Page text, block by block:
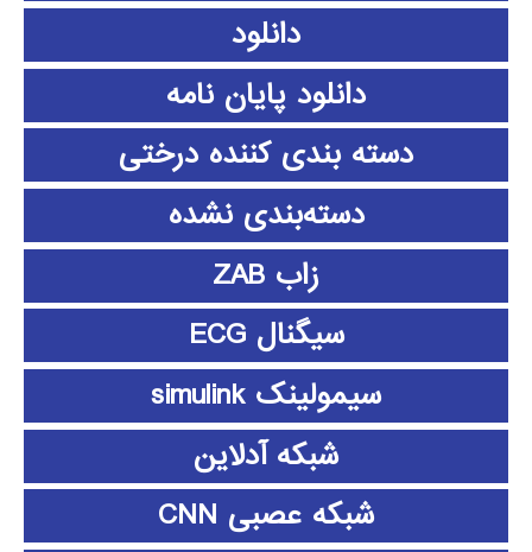
دانلود
دانلود پايان نامه
دسته بندی کننده درختی
دسته‌بندی نشده
زاب ZAB
سیگنال ECG
سیمولینک simulink
شبکه آدلاین
شبکه عصبی CNN